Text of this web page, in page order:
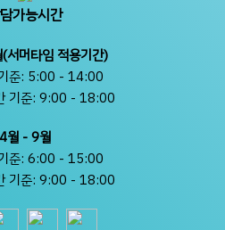
가능시간
머타임 적용기간)
준: 5:00 - 14:00
기준: 9:00 - 18:00
4월 - 9월
준: 6:00 - 15:00
기준: 9:00 - 18:00